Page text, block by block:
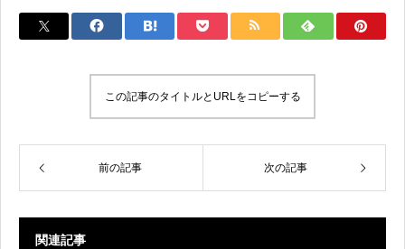
tt
er
c
e
b
k
e
p
y
Li
n
ail
この記事のタイトルとURLをコピーする
前の記事 次の記事
関連記事